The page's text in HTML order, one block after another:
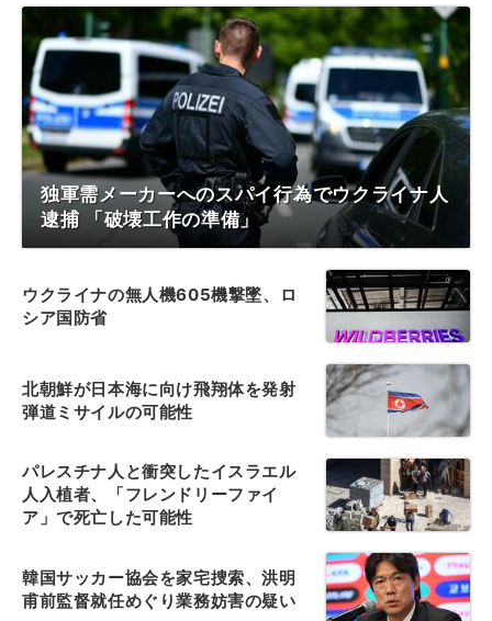
独軍需メーカーへのスパイ行為でウクライナ人
逮捕 「破壊工作の準備」
ウクライナの無人機605機撃墜、ロ
シア国防省
北朝鮮が日本海に向け飛翔体を発射
弾道ミサイルの可能性
パレスチナ人と衝突したイスラエル
人入植者、「フレンドリーファイ
ア」で死亡した可能性
韓国サッカー協会を家宅捜索、洪明
甫前監督就任めぐり業務妨害の疑い